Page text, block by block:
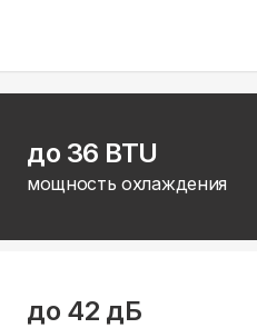
до 36 BTU
мощность охлаждения
до 42 дБ